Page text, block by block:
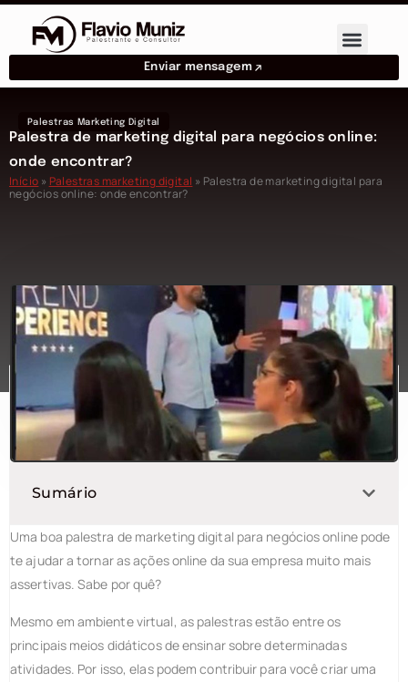
Enviar mensagem
Palestras Marketing Digital
Palestra de marketing digital para negócios online:
onde encontrar?
Início »Palestras marketing digital » Palestra de marketing digital para
negócios online: onde encontrar?
Sumário
Uma boa palestra de marketing digital para negócios online pode
te ajudar a tornar as ações online da sua empresa muito mais
assertivas. Sabe por quê?
Mesmo em ambiente virtual, as palestras estão entre os
principais meios didáticos de ensinar sobre determinadas
atividades. Por isso, elas podem contribuir para você criar uma